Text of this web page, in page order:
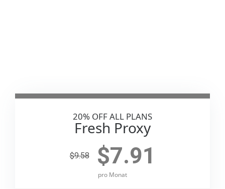
20% OFF ALL PLANS
Fresh Proxy
$9.58 $7.91
pro Monat